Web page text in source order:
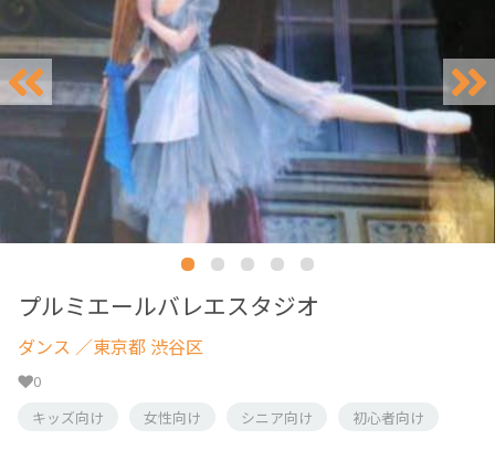
プルミエールバレエスタジオ
ダンス ／東京都 渋谷区
0
キッズ向け
女性向け シニア向け 初心者向け